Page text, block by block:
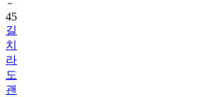
45
길
치
라
도
괜